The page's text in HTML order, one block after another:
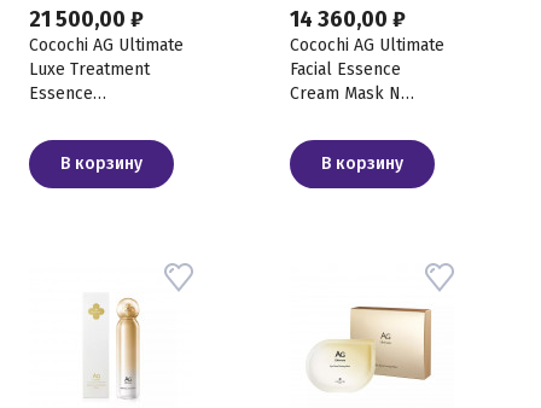
21 500,00 ₽
Cocochi AG Ultimate
Luxe Treatment
Essence
эссенция для кожи
лица люкс, 40 мл
В корзину
14 360,00 ₽
Cocochi AG Ultimate
Facial Essence
Cream Mask N
антивозрастная
маска-эссенция для
лица, 90 г + 20 г
В корзину